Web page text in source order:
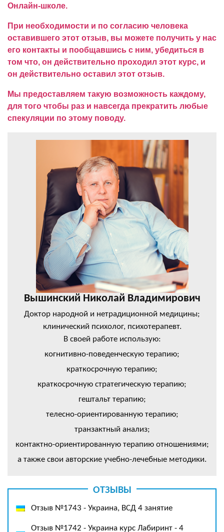
Онлайн-школе.
При необходимости и по согласию человека
оставившего этот отзыв, вы можете получить у нас
его контакты и пообщавшись с ним, убедиться в
том что, он действительно проходил этот курс, и
он действительно оставил этот отзыв.
Мы предоставляем такую возможность каждому,
для того чтобы раз и навсегда прекратить любые
спекуляции по этому поводу.
Вышинский Николай Владимирович
Доктор народной и нетрадиционной медицины;
клинический психолог, психотерапевт.
В своей работе использую:
когнитивно-поведенческую терапию;
краткосрочную терапию;
краткосрочную стратегическую терапию;
гештальт терапию;
телесно-ориентированную терапию;
транзактный анализ;
контактно-ориентированную терапию отношениями;
а также свои авторские учебно-лечебные методики.
ОТЗЫВЫ
Отзыв №1743 - Украина, ВСД 4 занятие
Отзыв №1742 - Украина курс Лабиринт - 4